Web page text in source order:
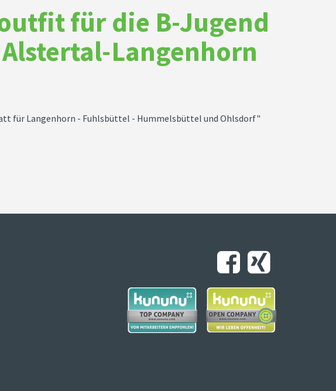
für die B-Jugend
Langenhorn
für Langenhorn - Fuhlsbüttel - Hummelsbüttel und Ohlsdorf"